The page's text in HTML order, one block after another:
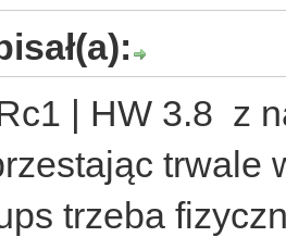
| HW 3.8 z
trwale
trzeba